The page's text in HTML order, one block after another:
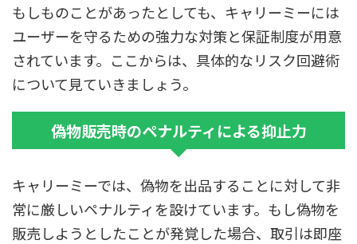
もしものことがあったとしても、キャリーミーには
ユーザーを守るための強力な対策と保証制度が用意
されています。ここからは、具体的なリスク回避術
について見ていきましょう。
偽物販売時のペナルティによる抑止力
キャリーミーでは、偽物を出品することに対して非
常に厳しいペナルティを設けています。もし偽物を
販売しようとしたことが発覚した場合、取引は即座